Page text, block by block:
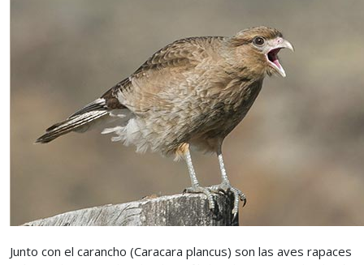
Junto con el carancho (Caracara plancus) son las aves rapaces